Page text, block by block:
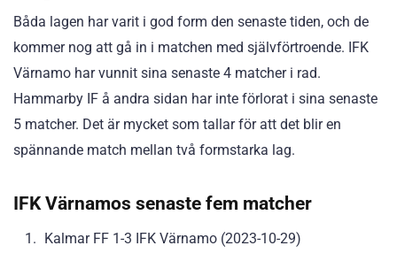
Båda lagen har varit i god form den senaste tiden, och de
kommer nog att gå in i matchen med självförtroende. IFK
Värnamo har vunnit sina senaste 4 matcher i rad.
Hammarby IF å andra sidan har inte förlorat i sina senaste
5 matcher. Det är mycket som tallar för att det blir en
spännande match mellan två formstarka lag.
IFK Värnamos senaste fem matcher
Kalmar FF 1-3 IFK Värnamo (2023-10-29)